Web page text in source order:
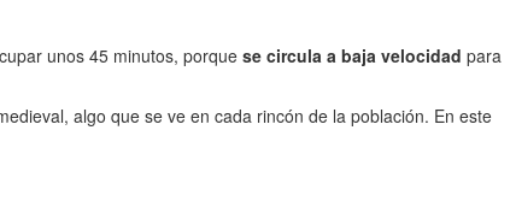
unos 45 minutos, porque se circula a baja velocidad para
algo que se ve en cada rincón de la población. En este